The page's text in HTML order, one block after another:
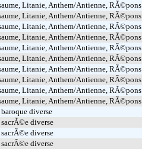
Litanie, Anthem/Antienne, RÃ©pons
Litanie, Anthem/Antienne, RÃ©pons
Litanie, Anthem/Antienne, RÃ©pons
Litanie, Anthem/Antienne, RÃ©pons
Litanie, Anthem/Antienne, RÃ©pons
Litanie, Anthem/Antienne, RÃ©pons
Litanie, Anthem/Antienne, RÃ©pons
Litanie, Anthem/Antienne, RÃ©pons
Litanie, Anthem/Antienne, RÃ©pons
Litanie, Anthem/Antienne, RÃ©pons
diverse
diverse
diverse
diverse